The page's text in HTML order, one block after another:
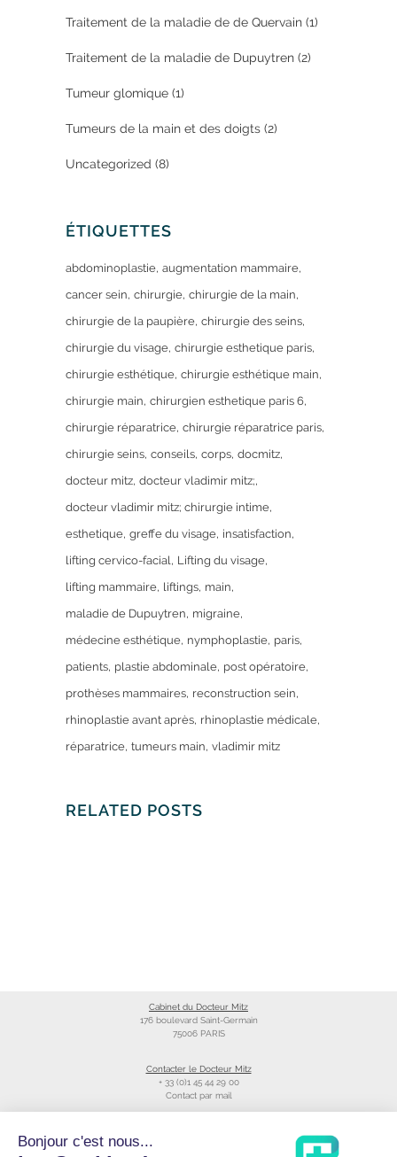
Traitement de la maladie de de Quervain (1)
Traitement de la maladie de Dupuytren (2)
Tumeur glomique (1)
Tumeurs de la main et des doigts (2)
Uncategorized (8)
ÉTIQUETTES
abdominoplastie augmentation mammaire
cancer sein chirurgie chirurgie de la main
chirurgie de la paupière chirurgie des seins
chirurgie du visage chirurgie esthetique paris
chirurgie esthétique chirurgie esthétique main
chirurgie main chirurgien esthetique paris 6
chirurgie réparatrice chirurgie réparatrice paris
chirurgie seins conseils corps docmitz
docteur mitz docteur vladimir mitz;
docteur vladimir mitz; chirurgie intime
esthetique greffe du visage insatisfaction
lifting cervico-facial Lifting du visage
lifting mammaire liftings main
maladie de Dupuytren migraine
médecine esthétique nymphoplastie paris
patients plastie abdominale post opératoire
prothèses mammaires reconstruction sein
rhinoplastie avant après rhinoplastie médicale
réparatrice tumeurs main vladimir mitz
RELATED POSTS
Cabinet du Docteur Mitz
176 boulevard Saint-Germain
75006 PARIS
Contacter le Docteur Mitz
+ 33 (0)1 45 44 29 00
Contact par mail
Bonjour c'est nous...